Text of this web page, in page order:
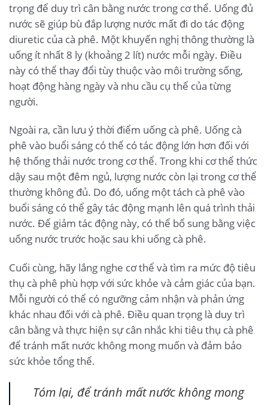
trọng để duy trì cân bằng nước trong cơ thể. Uống đủ
nước sẽ giúp bù đắp lượng nước mất đi do tác động
diuretic của cà phê. Một khuyến nghị thông thường là
uống ít nhất 8 ly (khoảng 2 lít) nước mỗi ngày. Điều
này có thể thay đổi tùy thuộc vào môi trường sống,
hoạt động hàng ngày và nhu cầu cụ thể của từng
người.
Ngoài ra, cần lưu ý thời điểm uống cà phê. Uống cà
phê vào buổi sáng có thể có tác động lớn hơn đối với
hệ thống thải nước trong cơ thể. Trong khi cơ thể thức
dậy sau một đêm ngủ, lượng nước còn lại trong cơ thể
thường không đủ. Do đó, uống một tách cà phê vào
buổi sáng có thể gây tác động mạnh lên quá trình thải
nước. Để giảm tác động này, có thể bổ sung bằng việc
uống nước trước hoặc sau khi uống cà phê.
Cuối cùng, hãy lắng nghe cơ thể và tìm ra mức độ tiêu
thụ cà phê phù hợp với sức khỏe và cảm giác của bạn.
Mỗi người có thể có ngưỡng cảm nhận và phản ứng
khác nhau đối với cà phê. Điều quan trọng là duy trì
cân bằng và thực hiện sự cân nhắc khi tiêu thụ cà phê
để tránh mất nước không mong muốn và đảm bảo
sức khỏe tổng thể.
Tóm lại, để tránh mất nước không mong